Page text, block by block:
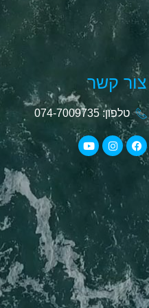
צור קשר
טלפון: 074-7009735